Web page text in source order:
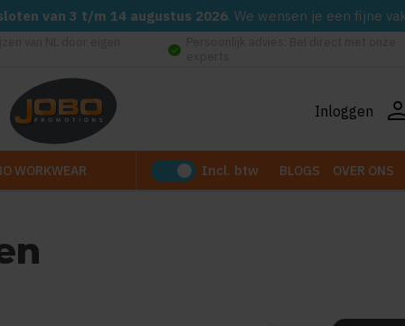
van 3 t/m 14 augustus 2026. We wensen je een fijne
check_circle
Inloggen
WORKWEAR Incl. btw BLOGS OVER ONS